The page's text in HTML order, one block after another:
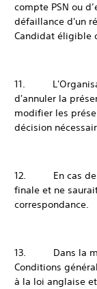
compte PSN ou
défaillance d'un
Candidat éligible
11.
d'annuler la
modifier les
décision
12. En cas de
finale et ne
correspondance.
13. Dans la
Conditions
à la loi anglaise